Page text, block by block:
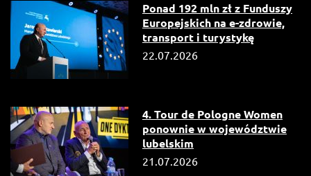
Ponad 192 mln zł z Funduszy
Europejskich na e-zdrowie,
transport i turystykę
22.07.2026
4. Tour de Pologne Women
ponownie w województwie
lubelskim
21.07.2026